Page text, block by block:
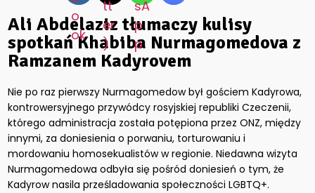
Ali Abdelaziz tłumaczy kulisy
spotkań Khabiba Nurmagomedova z
Ramzanem Kadyrovem
Nie po raz pierwszy Nurmagomedow był gościem Kadyrowa,
kontrowersyjnego przywódcy rosyjskiej republiki Czeczenii,
którego administracja została potępiona przez ONZ, między
innymi, za doniesienia o porwaniu, torturowaniu i
mordowaniu homosekualistów w regionie. Niedawna wizyta
Nurmagomedowa odbyła się pośród doniesień o tym, że
Kadyrow nasila prześladowania społeczności LGBTQ+.